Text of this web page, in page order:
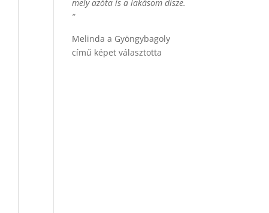
mely azóta is a lakásom dísze.
“
Melinda a Gyöngybagoly
című képet választotta